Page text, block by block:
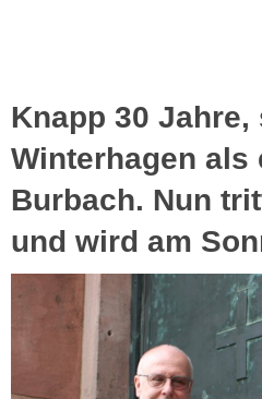
Knapp 30
Winterhagen
Burbach. Nun
und wird am